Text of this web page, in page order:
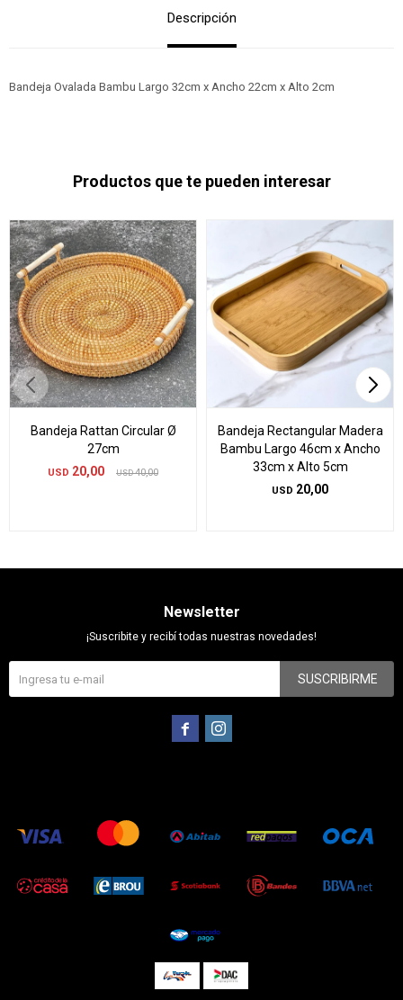
Descripción
Bandeja Ovalada Bambu Largo 32cm x Ancho 22cm x Alto 2cm
Productos que te pueden interesar
Bandeja Rattan Circular Ø
27cm
USD 20,00 USD 40,00
Bandeja Rectangular Madera
Bambu Largo 46cm x Ancho
33cm x Alto 5cm
USD 20,00
Newsletter
¡Suscribite y recibí todas nuestras novedades!
SUSCRIBIRME
 